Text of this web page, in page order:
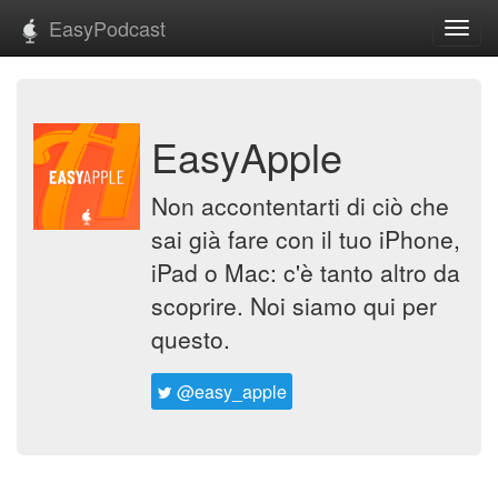
EasyPodcast
EasyApple
Non accontentarti di ciò che
sai già fare con il tuo iPhone,
iPad o Mac: c'è tanto altro da
scoprire. Noi siamo qui per
questo.
@easy_apple